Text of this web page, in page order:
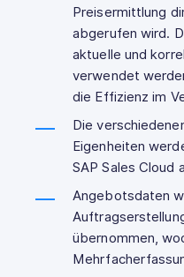
Preisermittlung
abgerufen wird.
aktuelle und
verwendet
die Effizienz im
Die
Eigenheiten
SAP Sales Cloud
Angebotsdaten
übernommen,